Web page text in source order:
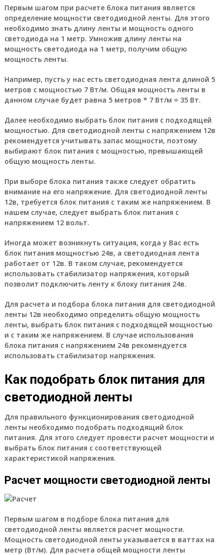
Первым шагом при расчете блока питания является
определение мощности светодиодной ленты. Для этого
необходимо знать длину ленты и мощность одного
светодиода на 1 метр. Умножив длину ленты на
мощность светодиода на 1 метр, получим общую
мощность ленты.
Например, пусть у нас есть светодиодная лента длиной 5
метров с мощностью 7 Вт/м. Общая мощность ленты в
данном случае будет равна 5 метров * 7 Вт/м = 35 Вт.
Далее необходимо выбрать блок питания с подходящей
мощностью. Для светодиодной ленты с напряжением 12в
рекомендуется учитывать запас мощности, поэтому
выбирают блок питания с мощностью, превышающей
общую мощность ленты.
При выборе блока питания также следует обратить
внимание на его напряжение. Для светодиодной ленты
12в, требуется блок питания с таким же напряжением. В
нашем случае, следует выбрать блок питания с
напряжением 12 вольт.
Иногда может возникнуть ситуация, когда у Вас есть
блок питания мощностью 24в, а светодиодная лента
работает от 12в. В таком случае, рекомендуется
использовать стабилизатор напряжения, который
позволит подключить ленту к блоку питания 24в.
Для расчета и подбора блока питания для светодиодной
ленты 12в необходимо определить общую мощность
ленты, выбрать блок питания с подходящей мощностью
и с таким же напряжением. В случае использования
блока питания с напряжением 24в рекомендуется
использовать стабилизатор напряжения.
Как подобрать блок питания для
светодиодной ленты
Для правильного функционирования светодиодной
ленты необходимо подобрать подходящий блок
питания. Для этого следует провести расчет мощности и
выбрать блок питания с соответствующей
характеристикой напряжения.
Расчет мощности светодиодной ленты
Первым шагом в подборе блока питания для
светодиодной ленты является расчет мощности.
Мощность светодиодной ленты указывается в ваттах на
метр (Вт/м). Для расчета общей мощности ленты